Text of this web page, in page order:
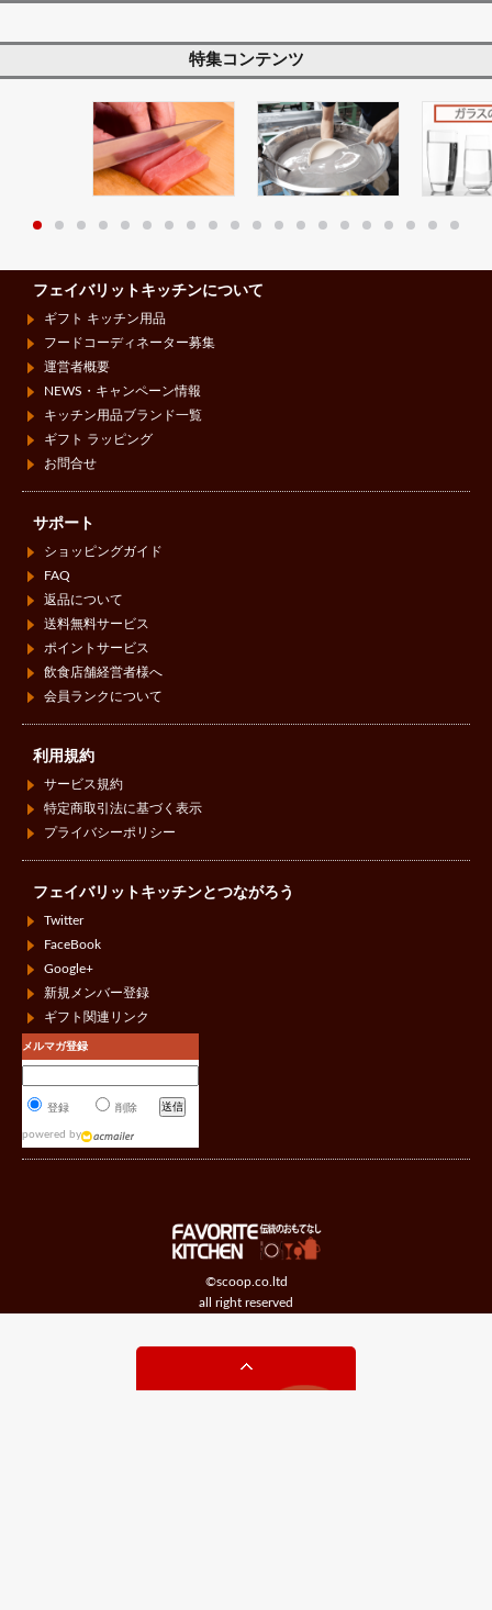
特集コンテンツ
©scoop.co.ltd
all right reserved
フェイバリットキッチンについて
ギフト キッチン用品
フードコーディネーター募集
運営者概要
NEWS・キャンペーン情報
キッチン用品ブランド一覧
ギフト ラッピング
お問合せ
サポート
ショッピングガイド
FAQ
返品について
送料無料サービス
ポイントサービス
飲食店舗経営者様へ
会員ランクについて
利用規約
サービス規約
特定商取引法に基づく表示
プライバシーポリシー
フェイバリットキッチンとつながろう
Twitter
FaceBook
Google+
新規メンバー登録
ギフト関連リンク
メルマガ登録
登録 削除
powered by